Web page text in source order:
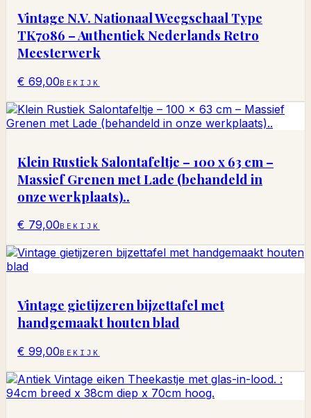
Vintage N.V. Nationaal Weegschaal Type
TK7086 – Authentiek Nederlands Retro
Meesterwerk
€ 69,00BEKIJK
Klein Rustiek Salontafeltje – 100 x 63 cm –
Massief Grenen met Lade (behandeld in
onze werkplaats)..
€ 79,00BEKIJK
Vintage gietijzeren bijzettafel met
handgemaakt houten blad
€ 99,00BEKIJK